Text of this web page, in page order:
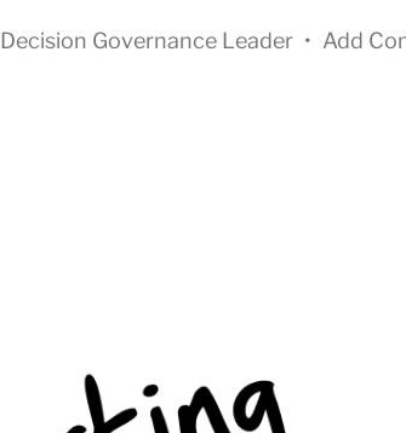
Decision Governance Leader • Add